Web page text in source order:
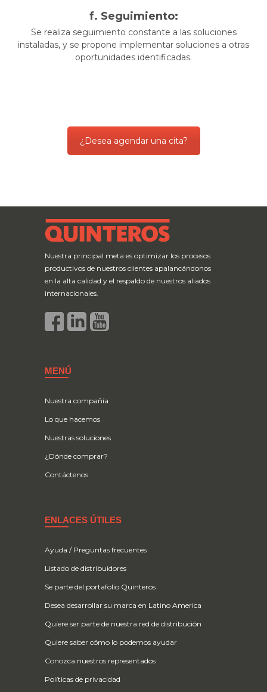
f. Seguimiento:
Se realiza seguimiento constante a las soluciones
instaladas, y se propone implementar soluciones a otras
oportunidades identificadas.
¿Desea agendar una cita?
Nuestra principal meta es optimizar los procesos
productivos de nuestros clientes apalancándonos
en la alta calidad y el respaldo de nuestros aliados
internacionales.
MENÚ
Nuestra compañía
Lo que hacemos
Nuestras soluciones
¿Dónde comprar?
Contáctenos
ENLACES ÚTILES
Ayuda / Preguntas frecuentes
Listado de distribuidores
Se parte del portafolio Quinteros
Desea desarrollar su marca en Latino America
Quiere ser parte de nuestra red de distribución
Quiere saber cómo lo podemos ayudar
Conozca nuestros representados
Políticas de privacidad